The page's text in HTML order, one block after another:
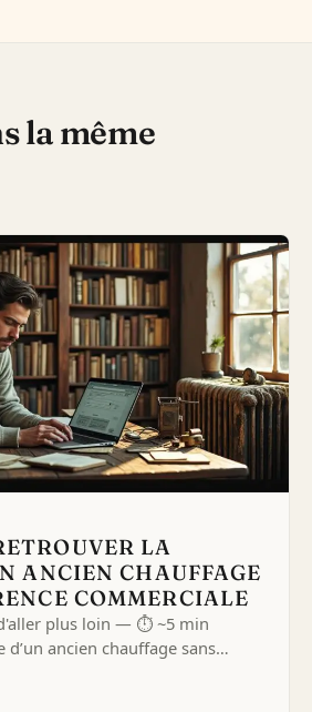
la même
LA
ANCIEN CHAUFFAGE
COMMERCIALE
plus loin — ⏱ ~5 min
d’un ancien chauffage sans…